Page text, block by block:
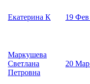
Екатерина К 19 Фев
Маркушева
Светлана
Петровна
20